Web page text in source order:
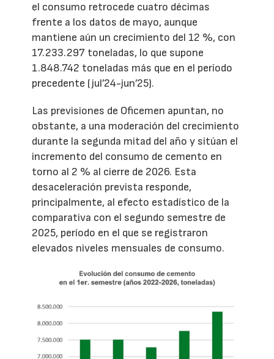
el consumo retrocede cuatro décimas
frente a los datos de mayo, aunque
mantiene aún un crecimiento del 12 %, con
17.233.297 toneladas, lo que supone
1.848.742 toneladas más que en el período
precedente (jul’24-jun’25).
Las previsiones de Oficemen apuntan, no
obstante, a una moderación del crecimiento
durante la segunda mitad del año y sitúan el
incremento del consumo de cemento en
torno al 2 % al cierre de 2026. Esta
desaceleración prevista responde,
principalmente, al efecto estadístico de la
comparativa con el segundo semestre de
2025, período en el que se registraron
elevados niveles mensuales de consumo.